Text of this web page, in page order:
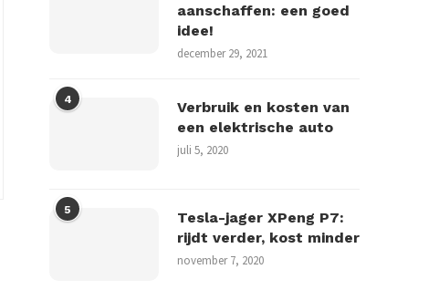
aanschaffen: een goed
idee!
december 29, 2021
4
Verbruik en kosten van
een elektrische auto
juli 5, 2020
5
Tesla-jager XPeng P7:
rijdt verder, kost minder
november 7, 2020